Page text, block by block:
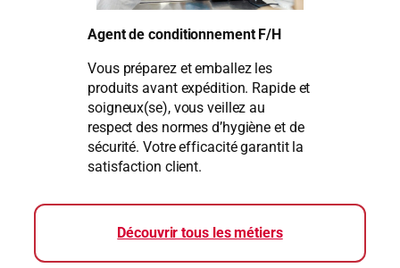
Agent de conditionnement F/H
Vous préparez et emballez les
produits avant expédition. Rapide et
soigneux(se), vous veillez au
respect des normes d’hygiène et de
sécurité. Votre efficacité garantit la
satisfaction client.
Découvrir tous les métiers